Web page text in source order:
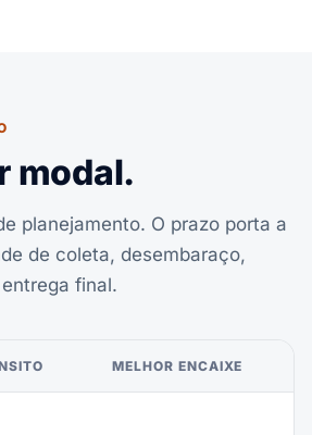
modal.
planejamento. O prazo porta a
de coleta, desembaraço,
final.
MELHOR ENCAIXE